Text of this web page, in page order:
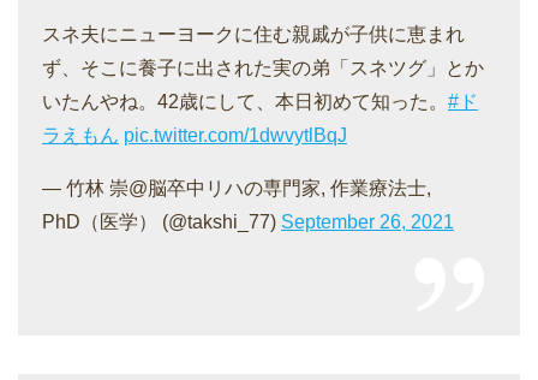
スネ夫にニューヨークに住む親戚が子供に恵まれ
ず、そこに養子に出された実の弟「スネツグ」とか
いたんやね。42歳にして、本日初めて知った。 #ド
ラえもん pic.twitter.com/1dwvytlBqJ
— 竹林 崇@脳卒中リハの専門家, 作業療法士,
PhD（医学） (@takshi_77) September 26, 2021